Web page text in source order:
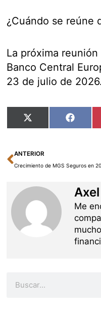
¿Cuándo se reúne
La próxima
Banco Central
23 de julio de 2026.
Compartir
en
X
(Twitter) en
Ant
ANTERIOR
Me